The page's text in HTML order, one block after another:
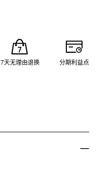
7天无理由退换 分期利益点